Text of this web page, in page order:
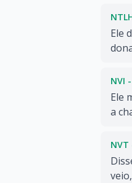
Ele
NVI -
Ele
a
NVT
veio,